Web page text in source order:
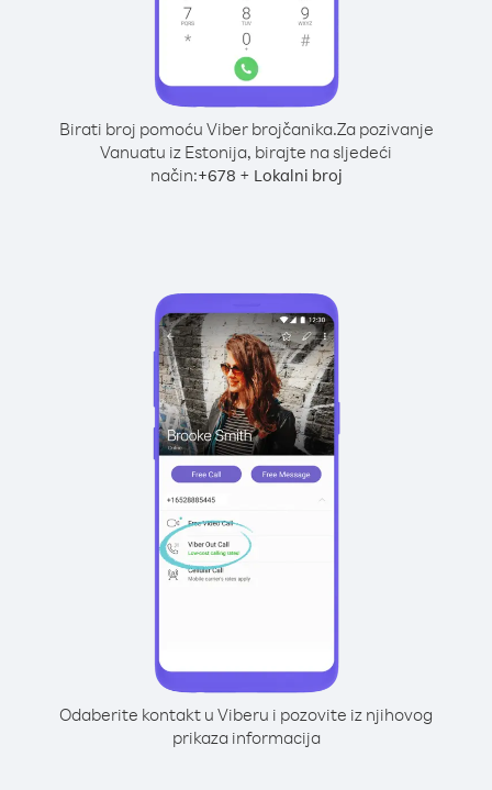
Birati broj pomoću Viber brojčanika.Za pozivanje
Vanuatu iz Estonija, birajte na sljedeći
način:+678 + Lokalni broj
Odaberite kontakt u Viberu i pozovite iz njihovog
prikaza informacija